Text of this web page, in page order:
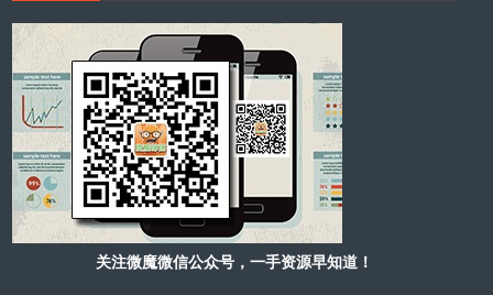
关注微魔微信公众号，一手资源早知道！